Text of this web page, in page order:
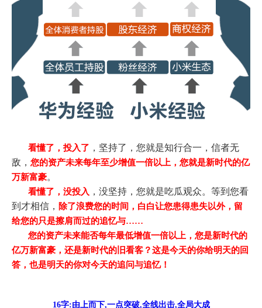
看懂了，投入了 ，坚持了，您就是知行合一，信者无
敌， 您的资产未来每年至少增值一倍以上，您就是新时代的亿
万新富豪。
看懂了，没投入 ，没坚持，您就是吃瓜观众。等到您看
到才相信， 除了浪费您的时间，白白让您患得患失以外，留
给您的只是擦肩而过的追忆与……
您的资产未来能否每年最低增值一倍以上，您是新时代的
亿万新富豪，还是新时代的旧看客？这是今天的你给明天的回
答，也是明天的你对今天的追问与追忆！
16字:由上而下,一点突破,全线出击,全局大成